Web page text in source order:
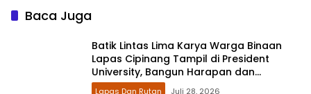
Baca Juga
Batik Lintas Lima Karya Warga Binaan
Lapas Cipinang Tampil di President
University, Bangun Harapan dan
Kesempatan Kedua
Lapas Dan Rutan Juli 28, 2026